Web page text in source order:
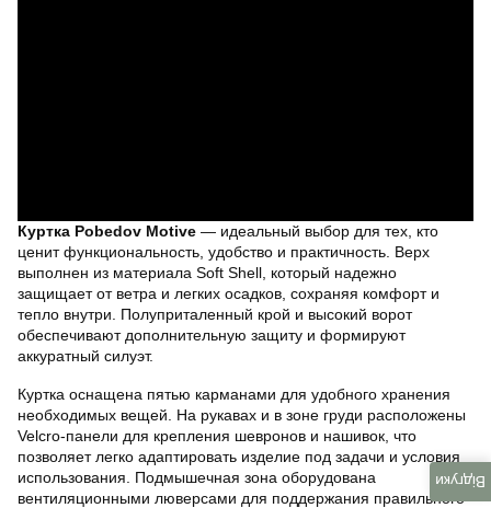
Куртка Pobedov Motive — идеальный выбор для тех, кто
ценит функциональность, удобство и практичность. Верх
выполнен из материала Soft Shell, который надежно
защищает от ветра и легких осадков, сохраняя комфорт и
тепло внутри. Полуприталенный крой и высокий ворот
обеспечивают дополнительную защиту и формируют
аккуратный силуэт.
Куртка оснащена пятью карманами для удобного хранения
необходимых вещей. На рукавах и в зоне груди расположены
Velcro-панели для крепления шевронов и нашивок, что
позволяет легко адаптировать изделие под задачи и условия
использования. Подмышечная зона оборудована
вентиляционными люверсами для поддержания правильного
Відгуки